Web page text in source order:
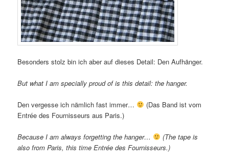
Besonders stolz bin ich aber auf dieses Detail: Den Aufhänger.
But what I am specially proud of is this detail: the hanger.
Den vergesse ich nämlich fast immer…
(Das Band ist vom
Entrée des Fournisseurs aus Paris.)
Because I am always forgetting the hanger…
(The tape is
also from Paris, this time Entrée des Fournisseurs.)